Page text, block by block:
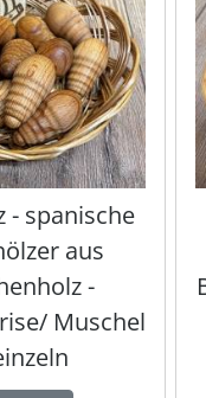
- spanische
aus
-
Muschel